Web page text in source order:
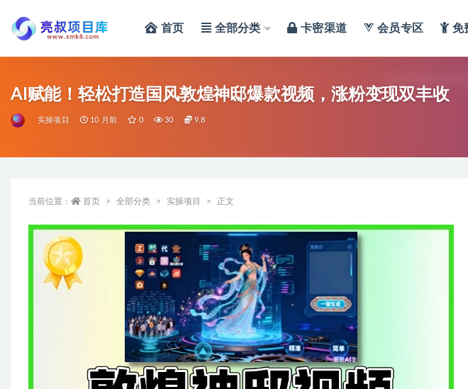
首页 全部分类 卡密渠道 会员专区 免
AI赋能！轻松打造国风敦煌神邸爆款视频，涨粉变现双丰收
实操项目 10 月前 0 30 9.8
当前位置： 首页 全部分类 实操项目 正文